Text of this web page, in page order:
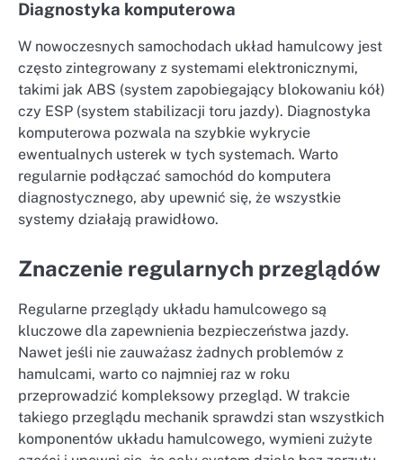
Diagnostyka komputerowa
W nowoczesnych samochodach układ hamulcowy jest
często zintegrowany z systemami elektronicznymi,
takimi jak ABS (system zapobiegający blokowaniu kół)
czy ESP (system stabilizacji toru jazdy). Diagnostyka
komputerowa pozwala na szybkie wykrycie
ewentualnych usterek w tych systemach. Warto
regularnie podłączać samochód do komputera
diagnostycznego, aby upewnić się, że wszystkie
systemy działają prawidłowo.
Znaczenie regularnych przeglądów
Regularne przeglądy układu hamulcowego są
kluczowe dla zapewnienia bezpieczeństwa jazdy.
Nawet jeśli nie zauważasz żadnych problemów z
hamulcami, warto co najmniej raz w roku
przeprowadzić kompleksowy przegląd. W trakcie
takiego przeglądu mechanik sprawdzi stan wszystkich
komponentów układu hamulcowego, wymieni zużyte